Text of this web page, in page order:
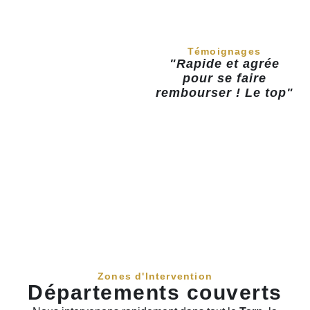
Témoignages
"Rapide et agrée
pour se faire
rembourser ! Le top"
Zones d'Intervention
Départements couverts